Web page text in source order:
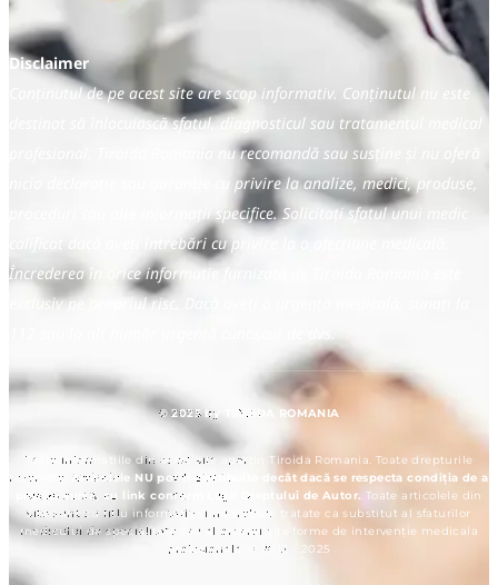
Disclaimer
Conținutul de pe acest site are scop informativ. Conținutul nu este
destinat să înlocuiască sfatul, diagnosticul sau tratamentul medical
profesional. Tiroida Romania nu recomandă sau susține și nu oferă
nicio declarație sau garanție cu privire la analize, medici, produse,
proceduri sau alte informații specifice. Solicitați sfatul unui medic
calificat dacă aveți întrebări cu privire la o afecțiune medicală.
Încrederea în orice informație furnizată de Tiroida Romania este
exclusiv pe propriul risc. Dacă aveți o urgență medicală, sunați la
© 2025 by TIROIDA ROMANIA
Toate informațiile din acest site aparțin Tiroida Romania. Toate drepturile
rezervate. Articolele NU pot fi distribuite decât dacă se respecta condiția de a
preciza sursa, cu link conform Legii Dreptului de Autor. Toate articolele din
site sunt cu titlu informativ și nu trebuie tratate ca substitut al sfaturilor
medicului de specialitate sau al orcarei alte forme de intervenție medicala
profesionala. © 2012 - 2025